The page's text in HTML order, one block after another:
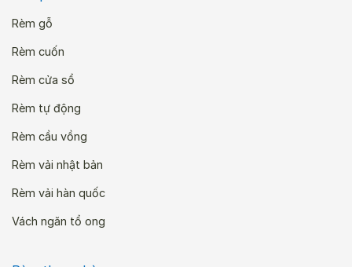
Rèm gỗ
Rèm cuốn
Rèm cửa sổ
Rèm tự động
Rèm cầu vồng
Rèm vải nhật bản
Rèm vải hàn quốc
Vách ngăn tổ ong